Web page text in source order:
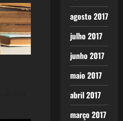
agosto 2017
julho 2017
junho 2017
maio 2017
abril 2017
março 2017